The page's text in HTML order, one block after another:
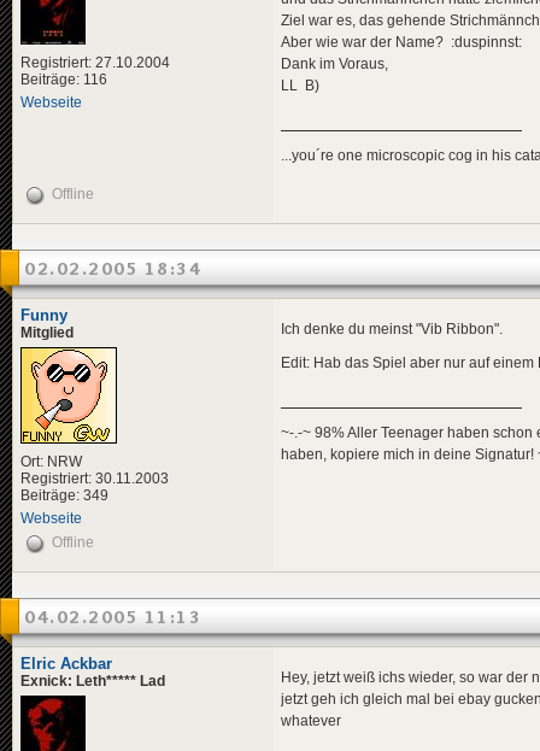
Registriert: 27.10.2004
Beiträge: 116
Webseite
Ziel war es, das gehende
Aber wie war der Name? :duspinnst:
Dank im Voraus,
LL B)
...you´re one microscopic cog in his
Offline
02.02.2005 18:34
Funny
Mitglied
Ort: NRW
Registriert: 30.11.2003
Beiträge: 349
Webseite
Ich denke du meinst "Vib Ribbon".
Edit: Hab das Spiel aber nur auf
~-.-~ 98% Aller Teenager haben
haben, kopiere mich in deine Signatur!
Offline
04.02.2005 11:13
Elric Ackbar
Exnick: Leth***** Lad
Hey, jetzt weiß ichs wieder, so war der
jetzt geh ich gleich mal bei ebay
whatever